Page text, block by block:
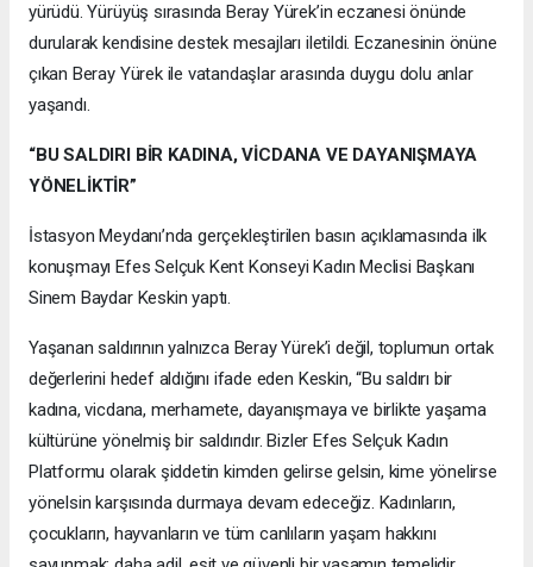
yürüdü. Yürüyüş sırasında Beray Yürek’in eczanesi önünde
durularak kendisine destek mesajları iletildi. Eczanesinin önüne
çıkan Beray Yürek ile vatandaşlar arasında duygu dolu anlar
yaşandı.
“BU SALDIRI BİR KADINA, VİCDANA VE DAYANIŞMAYA
YÖNELİKTİR”
İstasyon Meydanı’nda gerçekleştirilen basın açıklamasında ilk
konuşmayı Efes Selçuk Kent Konseyi Kadın Meclisi Başkanı
Sinem Baydar Keskin yaptı.
Yaşanan saldırının yalnızca Beray Yürek’i değil, toplumun ortak
değerlerini hedef aldığını ifade eden Keskin, “Bu saldırı bir
kadına, vicdana, merhamete, dayanışmaya ve birlikte yaşama
kültürüne yönelmiş bir saldırıdır. Bizler Efes Selçuk Kadın
Platformu olarak şiddetin kimden gelirse gelsin, kime yönelirse
yönelsin karşısında durmaya devam edeceğiz. Kadınların,
çocukların, hayvanların ve tüm canlıların yaşam hakkını